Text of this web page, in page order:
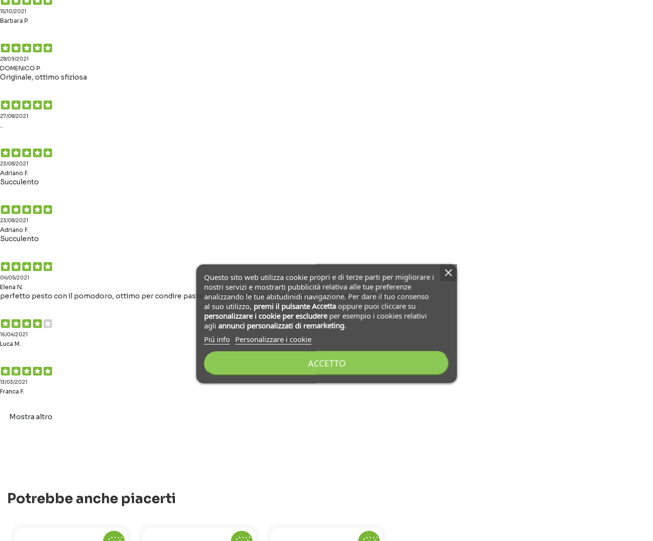
15/10/2021
Barbara P.
28/09/2021
DOMENICO P.
Originale, ottimo sfiziosa
27/08/2021
23/08/2021
Adriano F.
Succulento
23/08/2021
Adriano F.
Succulento
04/05/2021
Elena N.
perfetto pesto con il pomodoro, ottimo per condire paste, ma anche sul pane tostato per una bruschetta più saporita!
16/04/2021
Luca M.
13/03/2021
Franca F.
Mostra altro
Potrebbe anche piacerti
Questo sito web utilizza cookie propri e di terze parti per migliorare i
nostri servizi e mostrarti pubblicità relativa alle tue preferenze
analizzando le tue abitudinidi navigazione. Per dare il tuo consenso
al suo utilizzo, premi il pulsante Accettaoppure puoi cliccare su
personalizzare i cookie per escludereper esempio i cookies relativi
agli annunci personalizzati di remarketing.
Piú info
Personalizzare i cookie
ACCETTO